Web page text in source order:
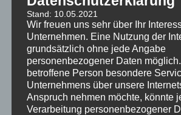
Hersteller, Versicherungsleistung und
„Wie Sie sehen – Sie sehen nichts!“ – So
umschreiben. Etwas weniger negativ
Ideallösung für die Energiewende gibt´s –
Im Gegenteil. Wir werden wohl was dafür
Alle! Genau darum geht´s! Müßig, zu
konkretes Umdenken was verändern lässt.
Stand: 10.05.2021
Wir freuen uns sehr über Ihr
Unternehmen. Eine Nutzung der
grundsätzlich ohne jede Angabe
personenbezogener Daten
betroffene Person besondere
Unternehmens über unsere
Anspruch nehmen möchte, könnte
Verarbeitung personenbezogener